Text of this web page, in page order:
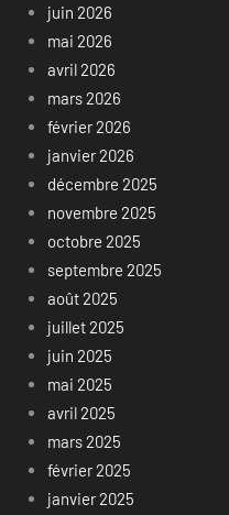
juin 2026
mai 2026
avril 2026
mars 2026
février 2026
janvier 2026
décembre 2025
novembre 2025
octobre 2025
septembre 2025
août 2025
juillet 2025
juin 2025
mai 2025
avril 2025
mars 2025
février 2025
janvier 2025